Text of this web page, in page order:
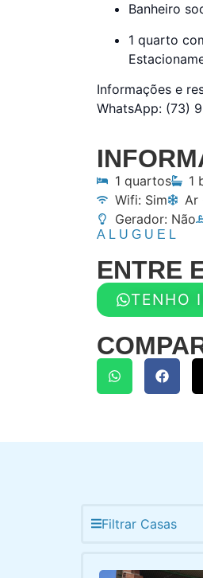
Banheiro
1 quarto
Informações e
WhatsApp: (73)
1 quartos 1
Wifi: Sim
Ar
Gerador: Não
ALUGUEL
ENTRE
TENHO
Filtrar Casas